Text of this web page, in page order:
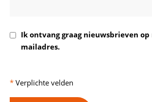
Ik ontvang graag nieuwsbrieven
mailadres.